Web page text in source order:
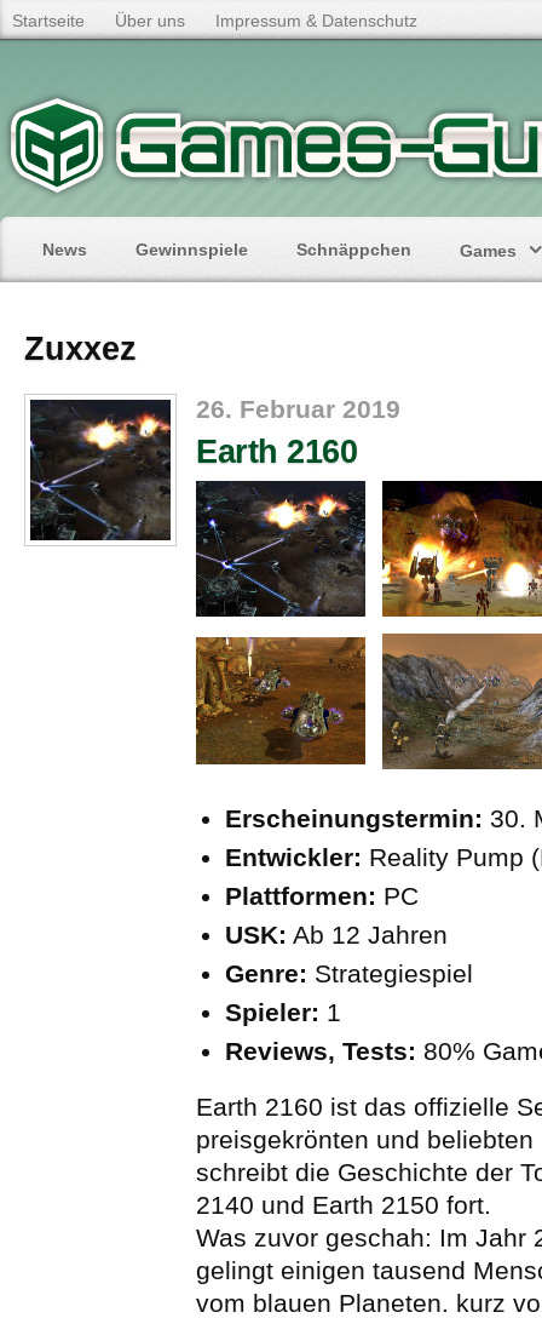
Startseite Über uns Impressum & Datenschutz
News Gewinnspiele Schnäppchen Games
Zuxxez
26. Februar 2019
Earth 2160
Erscheinungstermin: 30.
Entwickler: Reality Pump
Plattformen: PC
USK: Ab 12 Jahren
Genre: Strategiespiel
Spieler: 1
Reviews, Tests: 80%
Earth 2160 ist das offizielle
preisgekrönten und beliebten
schreibt die Geschichte der
2140 und Earth 2150 fort.
Was zuvor geschah: Im Jahr
gelingt einigen tausend
vom blauen Planeten. kurz